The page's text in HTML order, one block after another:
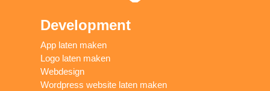
Development
App laten maken
Logo laten maken
Webdesign
Wordpress website laten maken